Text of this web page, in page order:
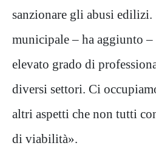
sanzionare gli abusi
municipale – ha aggiunto –
elevato grado di
diversi settori. Ci
altri aspetti che non tutti
di viabilità».